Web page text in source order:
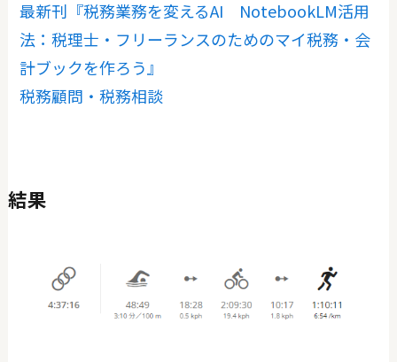
最新刊『税務業務を変えるAI NotebookLM活用
法：税理士・フリーランスのためのマイ税務・会
計ブックを作ろう』
税務顧問・税務相談
結果